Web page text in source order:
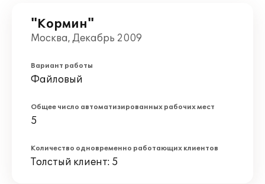
"Кормин"
Москва, Декабрь 2009
Вариант работы
Файловый
Общее число автоматизированных рабочих мест
5
Количество одновременно работающих клиентов
Толстый клиент: 5